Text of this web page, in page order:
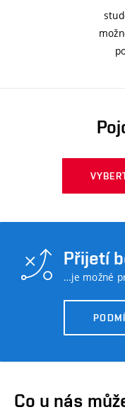
Přijetí
…je možné
Co u nás